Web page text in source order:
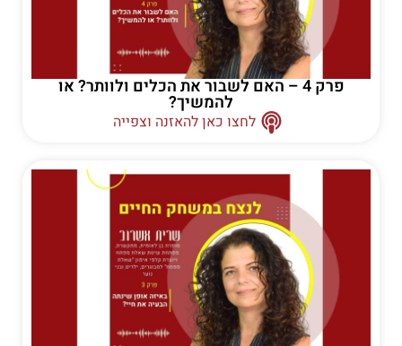
פרק 4 – האם לשבור את הכלים ולוותר? או
להמשיך?
לחצו כאן להאזנה וצפייה